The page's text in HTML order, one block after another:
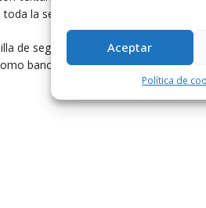
Aceptar
Política de
la señalización vial necesaria
de seguridad a la salida del colegio
bancos y papeleras, una vez